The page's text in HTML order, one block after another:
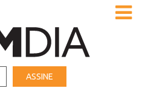
ASSINE